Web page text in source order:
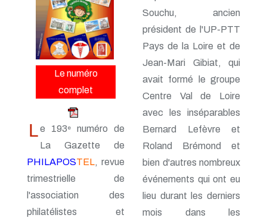
n° 161 - Octobre 2014
n° 160 - Juillet 2014
n° 159 - Avril 2014
n° 158 - Janvier 2014
n° 157 - Octobre 2013
n° 156 -Juillet 2013
n° 155 - Avril 2013
n° 154 - Janvier 2013
n° 153 - Octobre 2012
n° 152 - Juillet 2012
n° 151 - Avril 2012
n° 149 - Octobre 2011
n° 148 - Juillet 2011
n° 146 - Janvier 2011
n° 145 - Octobre 2010
n° 144 - Juillet 2010
Le numéro
complet
Le 193 e
numéro de
La Gazette de
PHILAPOSTEL, revue
trimestrielle de
l'association des
philatélistes et
Souchu, ancien
président de l'UP-PTT
Pays de la Loire et de
Jean-Mari Gibiat, qui
avait formé le groupe
Centre Val de Loire
avec les inséparables
Bernard Lefèvre et
Roland Brémond et
bien d'autres nombreux
événements qui ont eu
lieu durant les derniers
mois dans les